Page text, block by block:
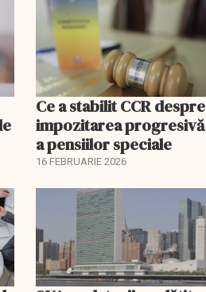
Ce a stabilit CCR despre
impozitarea progresivă
a pensiilor speciale
16 FEBRUARIE 2026